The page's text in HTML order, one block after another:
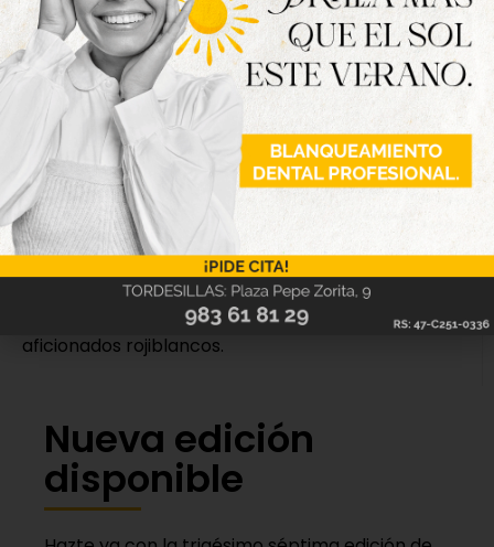
(Chatún, min.46), Emi (Adrián Ferreras, min.90),
Samu Aparicio (Miguel Hernández, min.90) y Torres
(Popi, min.74).
0-1: Abel Conejo, min.90.
Árbitro:
Martínez Rodríguez (León). Amonestó a los
locales Fran Adeva, Apa y Sellés y a los visitantes
Colás, Conejo, Villa, Fer, Samu Aparicio y expulsó a
su delegado Alberto ‘Chele’ con roja directa.
partido correspondiente a la jornada
30 en el grupo VIII de 3ª RFEF disputado en La
Balastera ante unos 500 espectadores, 150 de ellos
aficionados rojiblancos.
Nueva edición
disponible